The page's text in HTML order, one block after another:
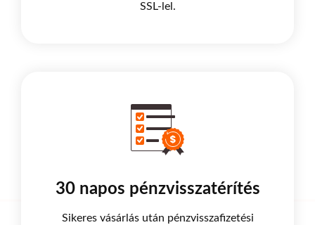
SSL-lel.
30 napos pénzvisszatérítés
Sikeres vásárlás után pénzvisszafizetési